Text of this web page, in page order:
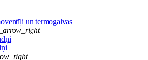
un termogalvas